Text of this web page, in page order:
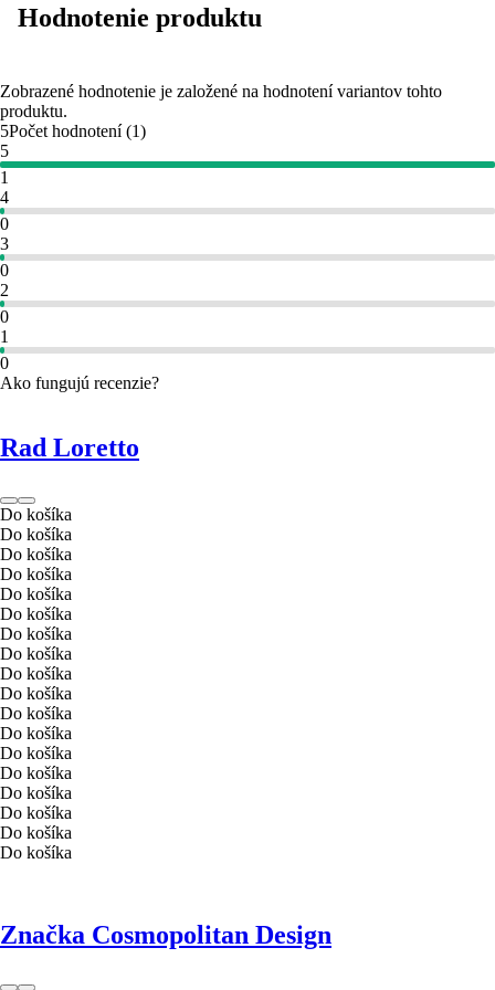
Hodnotenie produktu
Zobrazené hodnotenie je založené na hodnotení variantov tohto
produktu.
5Počet hodnotení(1)
5
1
4
0
3
0
2
0
1
0
Ako fungujú recenzie?
Rad Loretto
Do košíka
Do košíka
Do košíka
Do košíka
Do košíka
Do košíka
Do košíka
Do košíka
Do košíka
Do košíka
Do košíka
Do košíka
Do košíka
Do košíka
Do košíka
Do košíka
Do košíka
Do košíka
Značka Cosmopolitan Design